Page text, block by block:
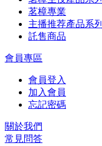
茗樟專業
主播推荐產品系列
託售商品
會員專區
會員登入
加入會員
忘記密碼
關於我們
常見問答